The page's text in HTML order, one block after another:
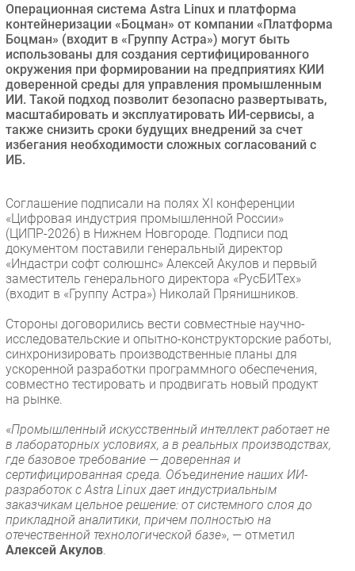
Гаджеты
Здоровье
РАЗДЕЛЫ
Новости
Аналитика
Проекты
IT класс
Тестовый стенд
Каталог компаний
Операционная система Astra Linux и платформа
контейнеризации «Боцман» от компании «Платформа
Боцман» (входит в «Группу Астра») могут быть
использованы для создания сертифицированного
окружения при формировании на предприятиях КИИ
доверенной среды для управления промышленным
ИИ. Такой подход позволит безопасно развертывать,
масштабировать и эксплуатировать ИИ-сервисы, а
также снизить сроки будущих внедрений за счет
избегания необходимости сложных согласований с
ИБ.
Соглашение подписали на полях XI конференции
«Цифровая индустрия промышленной России»
(ЦИПР-2026) в Нижнем Новгороде. Подписи под
документом поставили генеральный директор
«Индастри софт солюшнс» Алексей Акулов и первый
заместитель генерального директора «РусБИТех»
(входит в «Группу Астра») Николай Прянишников.
Стороны договорились вести совместные научно-
исследовательские и опытно-конструкторские работы,
синхронизировать производственные планы для
ускоренной разработки программного обеспечения,
совместно тестировать и продвигать новый продукт
на рынке.
«Промышленный искусственный интеллект работает не
в лабораторных условиях, а в реальных производствах,
где базовое требование — доверенная и
сертифицированная среда. Объединение наших ИИ-
разработок с Astra Linux дает индустриальным
заказчикам цельное решение: от системного слоя до
прикладной аналитики, причем полностью на
отечественной технологической базе», — отметил
Алексей Акулов